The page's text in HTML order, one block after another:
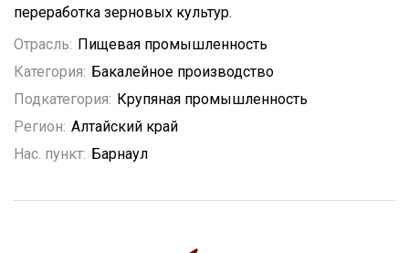
переработка зерновых культур.
Отрасль: Пищевая промышленность
Категория: Бакалейное производство
Подкатегория: Крупяная промышленность
Регион: Алтайский край
Нас. пункт: Барнаул